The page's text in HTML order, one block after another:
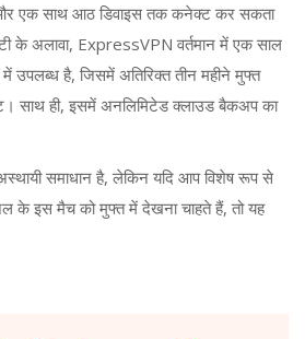
एक साथ आठ डिवाइस तक कनेक्ट कर सकता
के अलावा, ExpressVPN वर्तमान में एक साल
उपलब्ध है, जिसमें अतिरिक्त तीन महीने मुफ्त
साथ ही, इसमें अनलिमिटेड क्लाउड बैकअप का
समाधान है, लेकिन यदि आप विशेष रूप से
के इस मैच को मुफ्त में देखना चाहते हैं, तो यह